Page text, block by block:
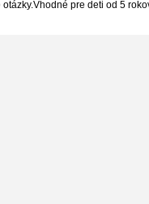
pre deti od 5